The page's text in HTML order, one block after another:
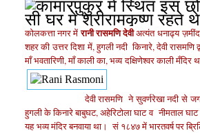
कोलकत्ता नगर मेंरानी रासमणि देवीअत्यंतधनाढ्य
शहर की उत्तर दिशामें, हुगली नदी किनारे, देवी रासमणि
माँ भवतारिणी, माँ काली का, भव्यदक्षिणेश्वर काली मँदिर
देवी रासमणि नेसुवर्णरेखा नदीसे
हुगली के किनारे बाबुघट, अहेरिटोला घाटव नीमताल घाट
यहभव्य मंदिर बनवाया था। सं १८४७ में भारतवर्ष पर